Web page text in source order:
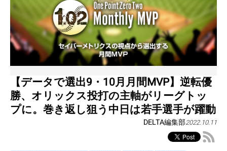
【データで選出9・10月月間MVP】逆転優
勝、オリックス投打の主軸がリーグトッ
プに。巻き返し狙う中日は若手選手が躍動
DELTA編集部2022.10.11